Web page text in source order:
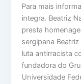
Para mais
integra. Beatriz
presta
sergipana
luta antirracista
fundadora do
Universidade